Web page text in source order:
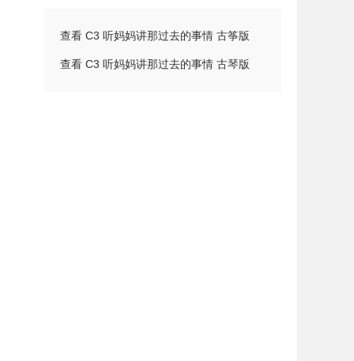
查看 C3 听妈妈讲那过去的事情 古筝版
查看 C3 听妈妈讲那过去的事情 古琴版